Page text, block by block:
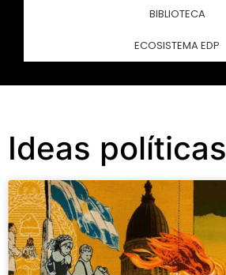
BIBLIOTECA
ECOSISTEMA EDP
Ideas políticas